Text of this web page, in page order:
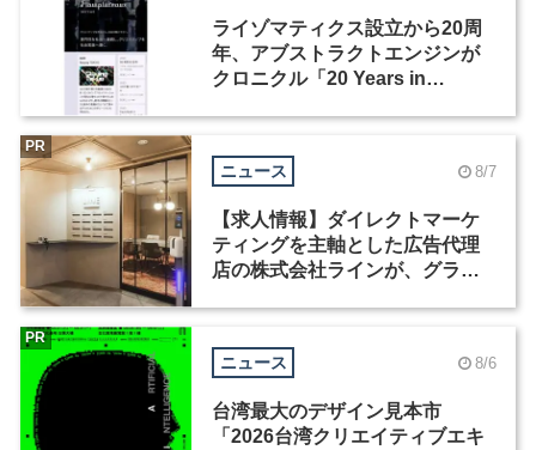
ライゾマティクス設立から20周
年、アブストラクトエンジンが
クロニクル「20 Years in
ニュース 8/7
【求人情報】ダイレクトマーケ
ティングを主軸とした広告代理
店の株式会社ラインが、グラフ
PR
ニュース 8/6
台湾最大のデザイン見本市
「2026台湾クリエイティブエキ
PR